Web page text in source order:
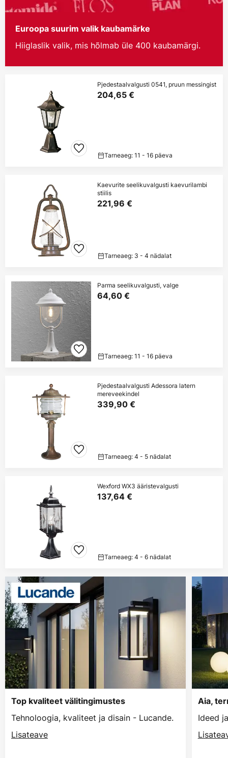
Euroopa suurim valik kaubamärke
Hiiglaslik valik, mis hõlmab üle 400 kaubamärgi.
Pjedestaalvalgusti 0541, pruun messingist
204,65 €
Tarneaeg: 11 - 16 päeva
Kaevurite seelikuvalgusti kaevurilambi
stiilis
221,96 €
Tarneaeg: 3 - 4 nädalat
Parma seelikuvalgusti, valge
64,60 €
Tarneaeg: 11 - 16 päeva
Pjedestaalvalgusti Adessora latern
mereveekindel
339,90 €
Tarneaeg: 4 - 5 nädalat
Wexford WX3 ääristevalgusti
137,64 €
Tarneaeg: 4 - 6 nädalat
Top kvaliteet välitingimustes
Tehnoloogia, kvaliteet ja disain - Lucande.
Lisateave
Aia,
Ideed